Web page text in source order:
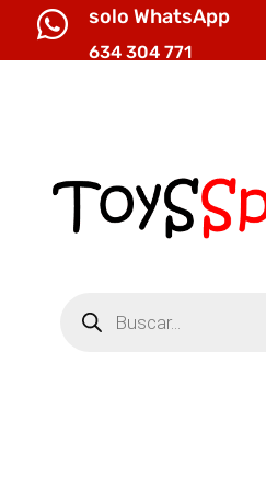
 solo WhatsApp
634 304 771
productos